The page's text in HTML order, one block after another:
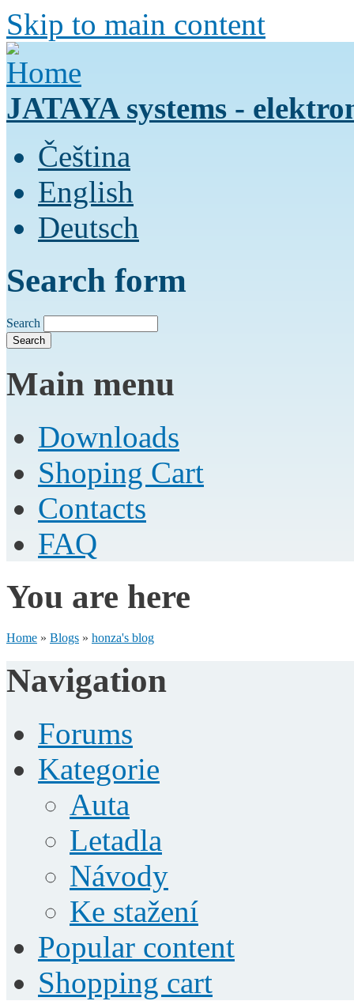
Skip to main content
JATAYA systems -
Čeština
English
Deutsch
Search form
Search
Main menu
Downloads
Shoping Cart
Contacts
FAQ
You are here
Home » Blogs » honza's blog
Navigation
Forums
Kategorie
Auta
Letadla
Návody
Ke stažení
Popular content
Shopping cart